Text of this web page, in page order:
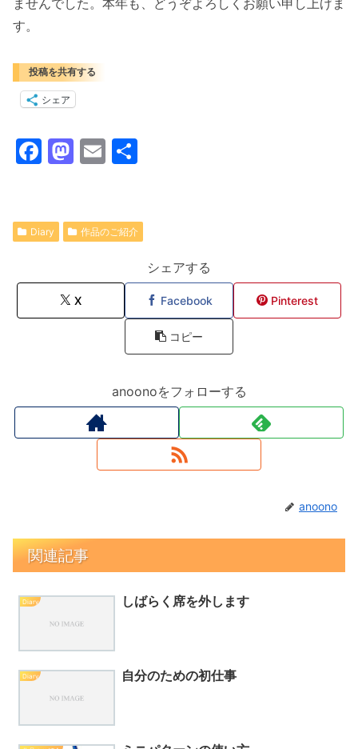
す。
投稿を共有する
シェア
F
e
o
M
o
o
n
E
l
Diary 作品のご紹介
シェアする
X Facebook Pinterest
コピー
anoonoをフォローする
anoono
関連記事
Diary しばらく席を外します
Diary 自分のための初仕事